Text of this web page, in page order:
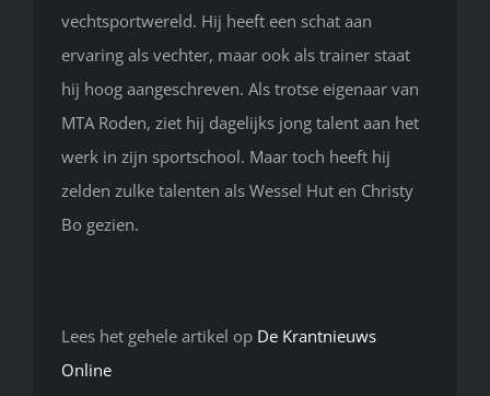
vechtsportwereld. Hij heeft een schat aan
ervaring als vechter, maar ook als trainer staat
hij hoog aangeschreven. Als trotse eigenaar van
MTA Roden, ziet hij dagelijks jong talent aan het
werk in zijn sportschool. Maar toch heeft hij
zelden zulke talenten als Wessel Hut en Christy
Bo gezien.
Lees het gehele artikel op De Krantnieuws
Online